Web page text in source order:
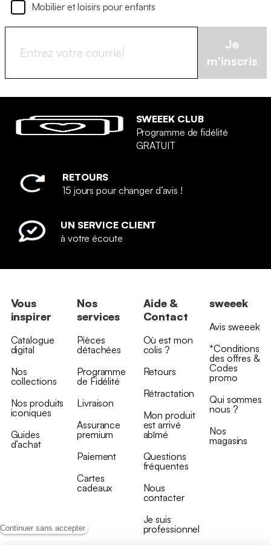
Continuer sans accepter
Mobilier et loisirs pour enfants
Je
m'inscris
SWEEEK CLUB
Programme de fidélité
GRATUIT
RETOURS
15 jours pour changer d’avis !
UN SERVICE CLIENT
à votre écoute
Vous
inspirer
Catalogue
digital
Nos
collections
Nos produits
iconiques
Guides
d’achat
Nos
services
Pièces
détachées
Programme
de Fidélité
Livraison
Assurance
premium
Paiement
Cartes
cadeaux
Aide &
Contact
Où est mon
colis ?
Retours
Rétractation
Mon produit
est arrivé
abîmé
Questions
fréquentes
Nous
contacter
Je suis
professionnel
sweeek
Avis sweeek
*Conditions
des offres &
Codes
promo
Qui sommes
nous ?
Nos
magasins